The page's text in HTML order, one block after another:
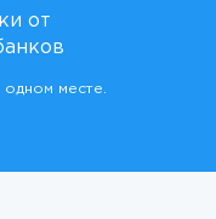
от
месте.